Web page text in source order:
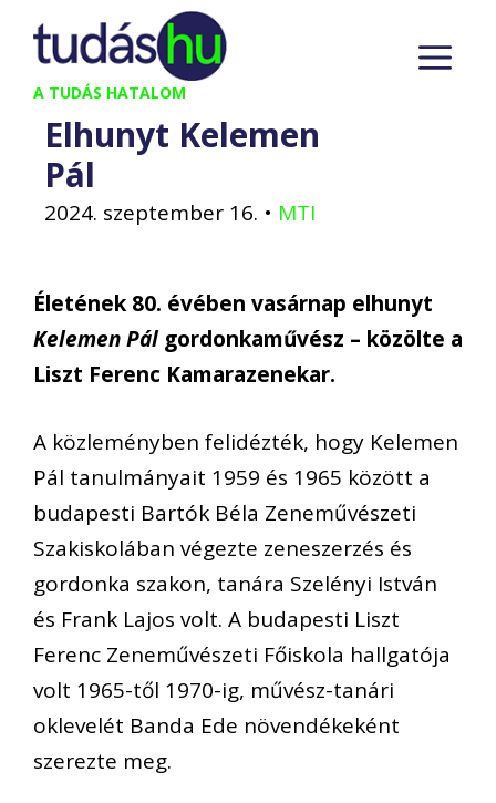
Kilépés
tartalomba
A TUDÁS HATALOM
Elhunyt Kelemen
Pál
2024. szeptember 16. • MTI
Életének 80. évében vasárnap elhunyt
Kelemen Pálgordonkaművész – közölte a
Liszt Ferenc Kamarazenekar.
A közleményben felidézték, hogy Kelemen
Pál tanulmányait 1959 és 1965 között a
budapesti Bartók Béla Zeneművészeti
Szakiskolában végezte zeneszerzés és
gordonka szakon, tanára Szelényi István
és Frank Lajos volt. A budapesti Liszt
Ferenc Zeneművészeti Főiskola hallgatója
volt 1965-től 1970-ig, művész-tanári
oklevelét Banda Ede növendékeként
szerezte meg.